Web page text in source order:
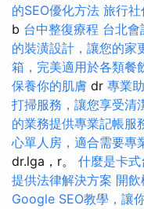
的SEO優化方法 旅行社
b 台中整復療程 台北會
的裝潢設計，讓您的家
箱，完美適用於各類餐
保養你的肌膚 dr 專業
打掃服務，讓您享受清
的業務提供專業記帳服
心單人房，適合需要專
dr.lga，r。 什麼是卡式
提供法律解決方案 開
Google SEO教學，讓